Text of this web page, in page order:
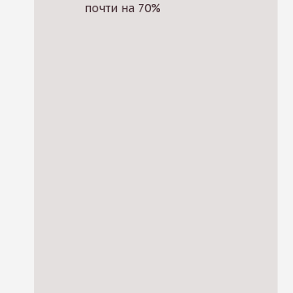
почти на 70%